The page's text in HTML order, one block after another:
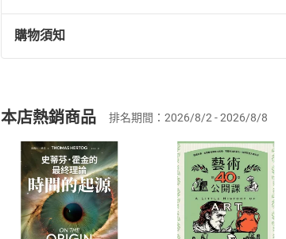
退換貨規定：
(一)依消費者保護法第19條第1項後段暨通
(二)消費者訂購本店鋪之商品即代表知悉
且已下載/存取電子書，不得請求退貨退款。
退貨方式：您欲取消訂單或辦理退貨時，請
貨」，本店鋪將依您的申請進行審核，待審
請注意，樂天市場須以整筆訂單為單位進行
購物須知
挑選商品
Choose
放入購物車
Shopping cart
購書後，如何開始使用？
本店熱銷商品 排名期間：2026/8/2 - 2026/8/8